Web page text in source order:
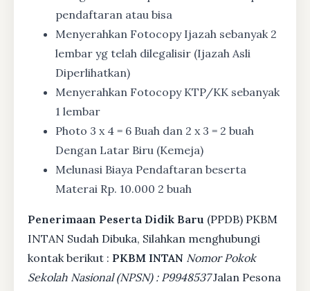
pendaftaran atau bisa
Menyerahkan Fotocopy Ijazah sebanyak 2
lembar yg telah dilegalisir (Ijazah Asli
Diperlihatkan)
Menyerahkan Fotocopy KTP/KK sebanyak
1 lembar
Photo 3 x 4 = 6 Buah dan 2 x 3 = 2 buah
Dengan Latar Biru (Kemeja)
Melunasi Biaya Pendaftaran beserta
Materai Rp. 10.000 2 buah
Penerimaan Peserta Didik Baru (PPDB) PKBM
INTAN Sudah Dibuka, Silahkan menghubungi
kontak berikut : PKBM INTAN Nomor Pokok
Sekolah Nasional (NPSN) : P9948537Jalan Pesona